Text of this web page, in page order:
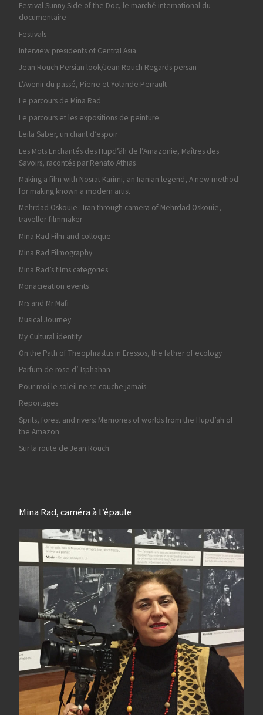
Festival Sunny Side of the Doc, le marché international du
documentaire
Festivals
Interview presidents of Central Asia
Jean Rouch Persian look/Jean Rouch Regards persan
L’Avenir du passé, Pierre et Yolande Perrault
Le parcours de Mina Rad
Le parcours et les expositions de peinture
Leila Saber, un chant d’espoir
Les Mots Enchantés des Hupd’äh de l’Amazonie, Maîtres des
Savoirs, racontés par Renato Athias
Making a film with Nosrat Karimi, an Iranian legend, A new method
for making known a modern artist
Mehrdad Oskouie : Iran through camera of Mehrdad Oskouie,
traveller-filmmaker
Mina Rad Film and colloque
Mina Rad Filmography
Mina Rad’s films categories
Monacreation events
Mrs and Mr Mafi
Musical Journey
My Cultural identity
On the Path of Theophrastus in Eressos, the father of ecology
Parfum de rose d’ Isphahan
Pour moi le soleil ne se couche jamais
Reportages
Sprits, forest and rivers: Memories of worlds from the Hupd’äh of
the Amazon
Sur la route de Jean Rouch
Mina Rad, caméra à l’épaule